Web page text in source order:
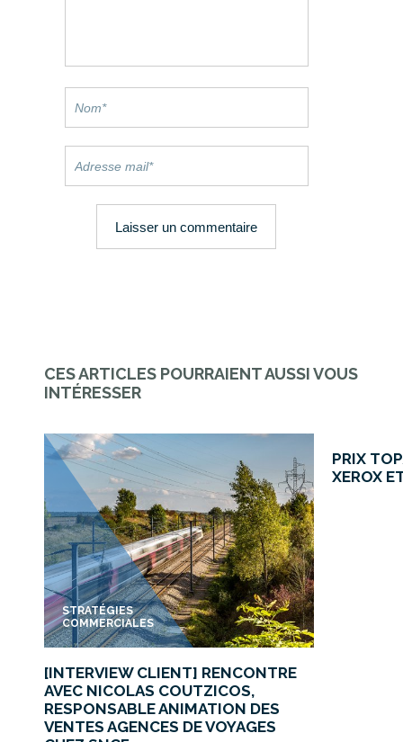
CES ARTICLES POURRAIENT AUSSI VOUS
INTÉRESSER
STRATÉGIES
COMMERCIALES
[INTERVIEW CLIENT] RENCONTRE
AVEC NICOLAS COUTZICOS,
RESPONSABLE ANIMATION DES
VENTES AGENCES DE VOYAGES
PRIX
XEROX